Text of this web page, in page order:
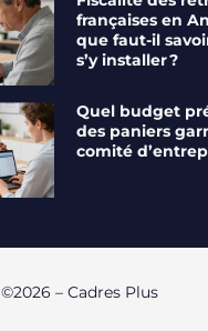
françaises en
que faut-il
s’y installer ?
Quel budget
des paniers
comité
©2026 – Cadres Plus